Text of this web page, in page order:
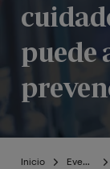
puede
Inicio Eventos